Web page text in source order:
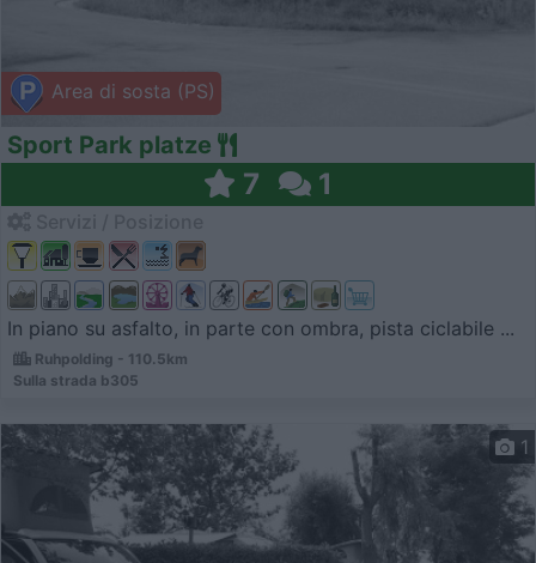
Area di sosta (PS)
Sport Park platze
7 1
In piano su asfalto, in parte con ombra, pista ciclabile ...
Ruhpolding - 110.5km
Sulla strada b305
1